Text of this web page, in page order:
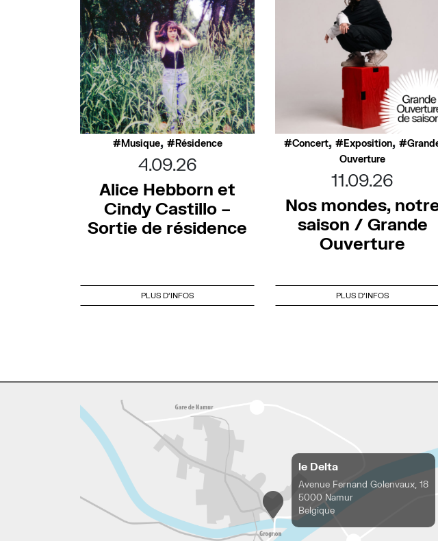
Musique, Résidence
4.09.26
Alice Hebborn et
Cindy Castillo –
Sortie de résidence
PLUS D'INFOS
Concert, Exposition,
Ouverture
11.09.26
Nos mondes,
saison / Grande
Ouverture
PLUS D'INFOS
le Delta
Avenue Fernand Golenvaux, 18
5000 Namur
Belgique